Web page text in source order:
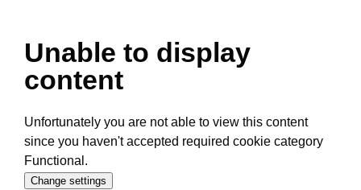
Unable to display
content
Unfortunately you are not able to view this content
since you haven't accepted required cookie category
Functional.
Change settings